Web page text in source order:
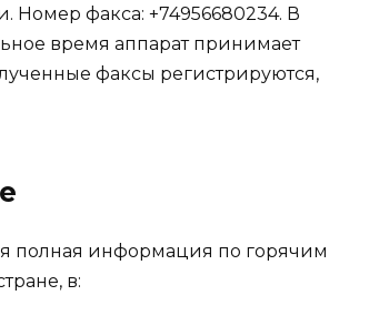
Номер факса: +74956680234. В
время аппарат принимает
факсы регистрируются,
полная информация по горячим
в: